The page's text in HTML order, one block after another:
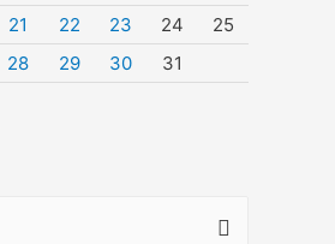
21 22 23 24
25
28 29 30 31